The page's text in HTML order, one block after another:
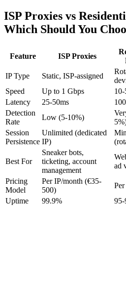
ISP Proxies vs
Which Should You
Feature ISP Proxies
IP Type
Static, ISP-assigned
Speed
Up to 1 Gbps
Latency
25-50ms
Detection
Rate
Low (5-10%)
Session
Persistence
Unlimited (dedicated
IP)
Best For
Sneaker bots,
ticketing, account
management
ad
Pricing
Model
Per IP/month (€35-
500)
Uptime
99.9% 95-